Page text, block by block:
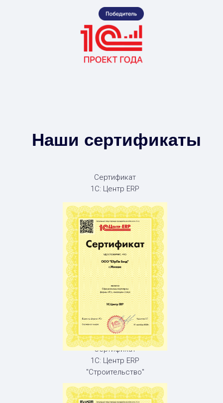
Наши сертификаты
Сертификат
1С: Центр ERP
Сертификат
1С: Центр ERP
"Строительство"